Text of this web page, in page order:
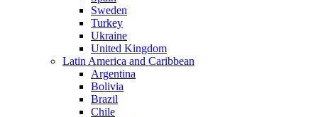
Sweden
Turkey
Ukraine
United Kingdom
Latin America and Caribbean
Argentina
Bolivia
Brazil
Chile